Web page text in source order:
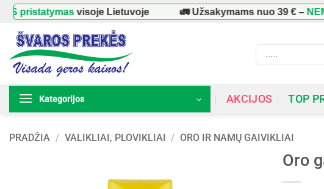
Skip
content
visoje Lietuvoje 🚛 Užsakymams nuo39 €–
Products
search
Kategorijos AKCIJOS TOP
PRADŽIA / VALIKLIAI, PLOVIKLIAI / ORO IR NAMŲ GAIVIKLIAI
Oro